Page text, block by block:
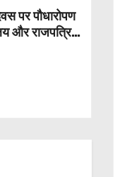
पर पौधारोपण
और राजपत्रित